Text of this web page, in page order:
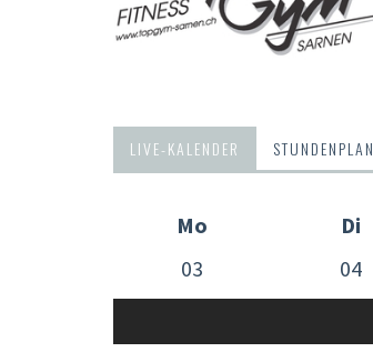
LIVE-KALENDER STUNDENPLAN
Mo
03
Di
04